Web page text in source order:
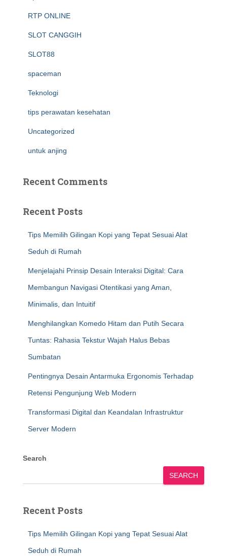
RTP ONLINE
SLOT CANGGIH
SLOT88
spaceman
Teknologi
tips perawatan kesehatan
Uncategorized
untuk anjing
Recent Comments
Recent Posts
Tips Memilih Gilingan Kopi yang Tepat Sesuai Alat
Seduh di Rumah
Menjelajahi Prinsip Desain Interaksi Digital: Cara
Membangun Navigasi Otentikasi yang Aman,
Minimalis, dan Intuitif
Menghilangkan Komedo Hitam dan Putih Secara
Tuntas: Rahasia Tekstur Wajah Halus Bebas
Sumbatan
Pentingnya Desain Antarmuka Ergonomis Terhadap
Retensi Pengunjung Web Modern
Transformasi Digital dan Keandalan Infrastruktur
Server Modern
Search
SEARCH
Recent Posts
Tips Memilih Gilingan Kopi yang Tepat Sesuai Alat
Seduh di Rumah